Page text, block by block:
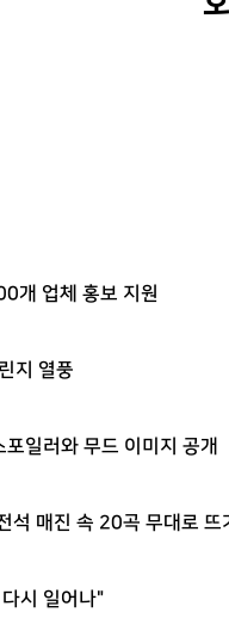
개 업체 홍보 지원
지 열풍
일러와 무드 이미지 공개
매진 속 20곡 무대로 뜨
시 일어나"